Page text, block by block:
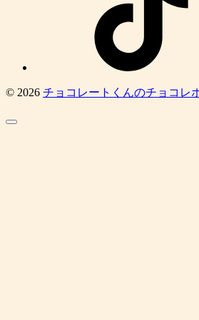
© 2026 チョコレートくんのチョコレ